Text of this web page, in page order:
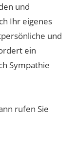
und
Ihr eigenes
und
ein
Sympathie
rufen Sie